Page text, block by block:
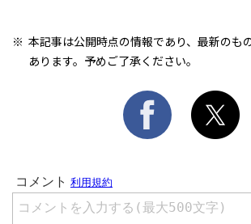
本記事は公開時点の情報であり、最新のも
あります。予めご了承ください。